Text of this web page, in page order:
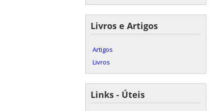
Livros e Artigos
Artigos
Livros
Links - Úteis